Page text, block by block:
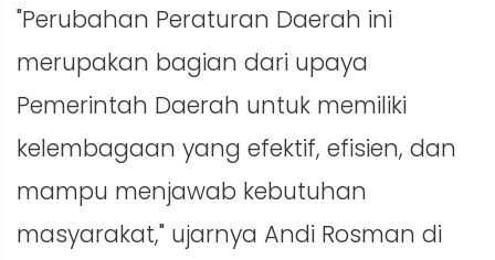
"Perubahan Peraturan Daerah ini
merupakan bagian dari upaya
Pemerintah Daerah untuk memiliki
kelembagaan yang efektif, efisien, dan
mampu menjawab kebutuhan
masyarakat," ujarnya Andi Rosman di